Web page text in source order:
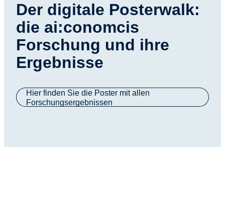
Der digitale Posterwalk:
die ai:conomcis
Forschung und ihre
Ergebnisse
Hier finden Sie die Poster mit allen
Forschungsergebnissen